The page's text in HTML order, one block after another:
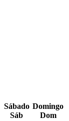
Sábado
Sáb
Domingo
Dom